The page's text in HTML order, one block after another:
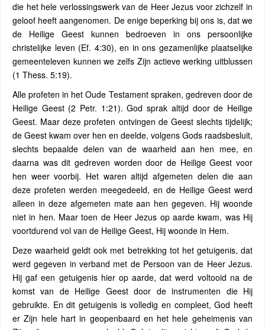
die het hele verlossingswerk van de Heer Jezus voor zichzelf in
geloof heeft aangenomen. De enige beperking bij ons is, dat we
de Heilige Geest kunnen bedroeven in ons persoonlijke
christelijke leven (Ef. 4:30), en in ons gezamenlijke plaatselijke
gemeenteleven kunnen we zelfs Zijn actieve werking uitblussen
(1 Thess. 5:19).
Alle profeten in het Oude Testament spraken, gedreven door de
Heilige Geest (2 Petr. 1:21). God sprak altijd door de Heilige
Geest. Maar deze profeten ontvingen de Geest slechts tijdelijk;
de Geest kwam over hen en deelde, volgens Gods raadsbesluit,
slechts bepaalde delen van de waarheid aan hen mee, en
daarna was dit gedreven worden door de Heilige Geest voor
hen weer voorbij. Het waren altijd afgemeten delen die aan
deze profeten werden meegedeeld, en de Heilige Geest werd
alleen in deze afgemeten mate aan hen gegeven. Hij woonde
niet in hen. Maar toen de Heer Jezus op aarde kwam, was Hij
voortdurend vol van de Heilige Geest, Hij woonde in Hem.
Deze waarheid geldt ook met betrekking tot het getuigenis, dat
werd gegeven in verband met de Persoon van de Heer Jezus.
Hij gaf een getuigenis hier op aarde, dat werd voltooid na de
komst van de Heilige Geest door de instrumenten die Hij
gebruikte. En dit getuigenis is volledig en compleet, God heeft
er Zijn hele hart in geopenbaard en het hele geheimenis van